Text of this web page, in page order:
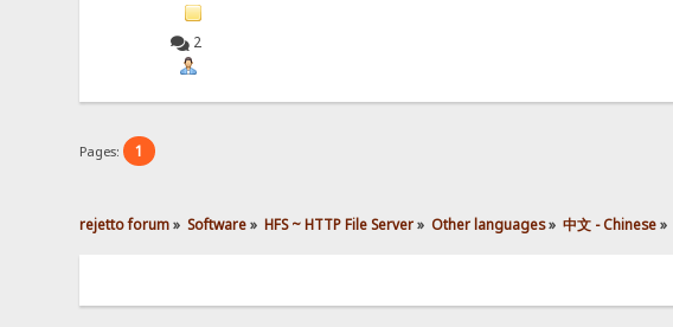
2
Pages: 1
rejetto forum» Software» HFS ~ HTTP File Server» Other languages» 中文 - Chinese»